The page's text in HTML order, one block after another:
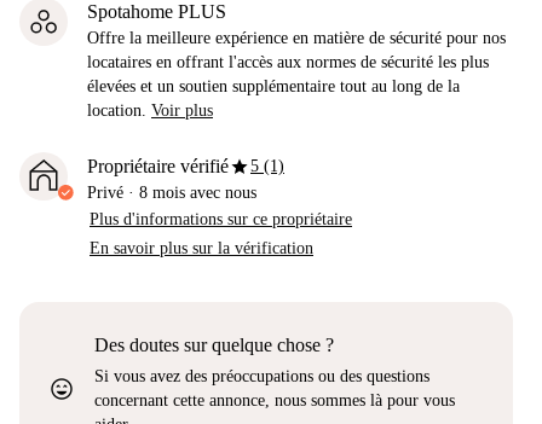
Spotahome PLUS
Offre la meilleure expérience en matière de sécurité pour nos
locataires en offrant l'accès aux normes de sécurité les plus
élevées et un soutien supplémentaire tout au long de la
location. Voir plus
Propriétaire vérifiéstar5 (1)
Privé · 8 mois avec nous
Plus d'informations sur ce propriétaire
En savoir plus sur la vérification
sentiment_very_satisfied
Des doutes sur quelque chose ?
Si vous avez des préoccupations ou des questions
concernant cette annonce, nous sommes là pour vous